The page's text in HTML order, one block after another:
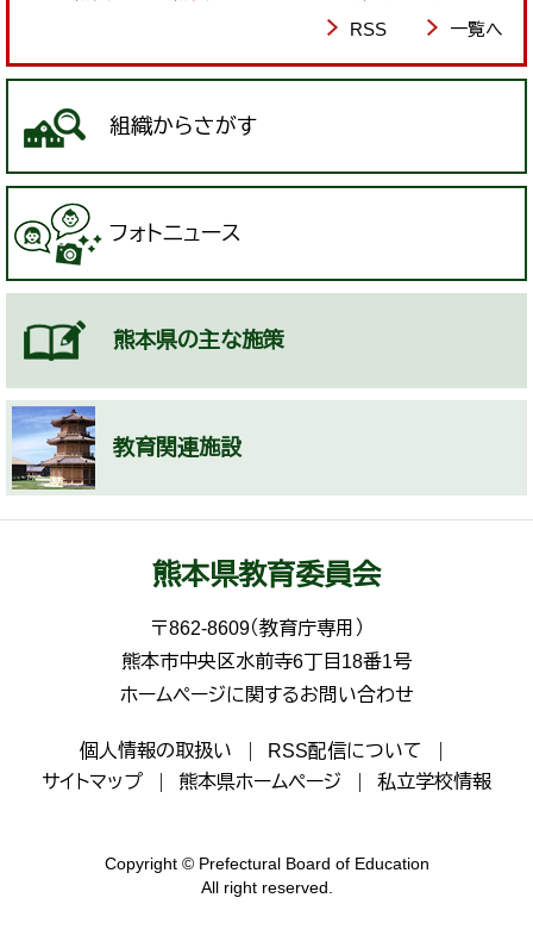
RSS
一覧へ
組織からさがす
フォトニュース
熊本県の主な施策
教育関連施設
熊本県教育委員会
〒862-8609（教育庁専用）
熊本市中央区水前寺6丁目18番1号
ホームページに関するお問い合わせ
個人情報の取扱い
RSS配信について
サイトマップ
熊本県ホームページ 私立学校情報
Copyright © Prefectural Board of Education
All right reserved.